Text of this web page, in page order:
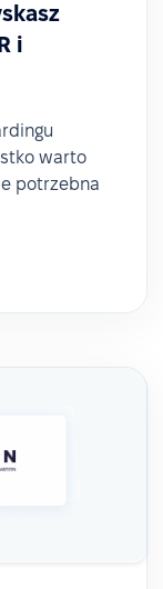
i
warto
potrzebna